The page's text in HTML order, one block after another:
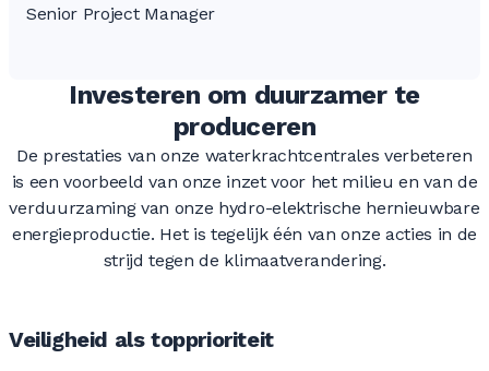
0
0
0
0
Senior Project Manager
Investeren om duurzamer te
produceren
De prestaties van onze waterkrachtcentrales verbeteren
is een voorbeeld van onze inzet voor het milieu en van de
verduurzaming van onze hydro-elektrische hernieuwbare
energieproductie. Het is tegelijk één van onze acties in de
strijd tegen de klimaatverandering.
Veiligheid als topprioriteit